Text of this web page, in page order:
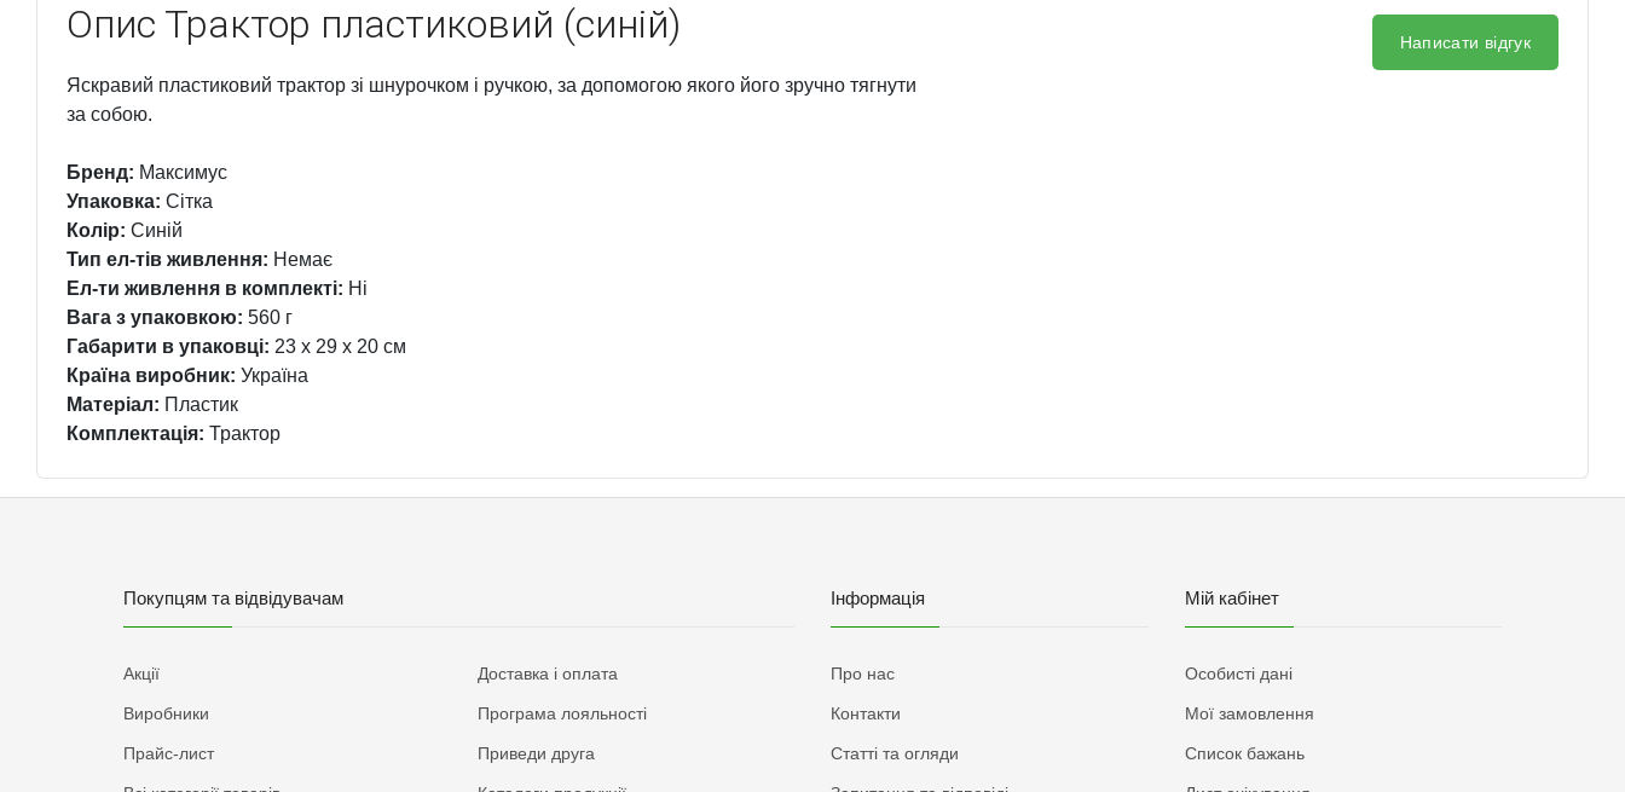
Опис Трактор пластиковий (синій)
Яскравий пластиковий трактор зі шнурочком і ручкою, за допомогою якого його зручно тягнути
за собою.
Бренд: Максимус
Упаковка: Сітка
Колір: Синій
Тип ел-тів живлення: Немає
Ел-ти живлення в комплекті: Ні
Вага з упаковкою: 560 г
Габарити в упаковці: 23 x 29 x 20 см
Країна виробник: Україна
Матеріал: Пластик
Комплектація: Трактор
Написати відгук
Покупцям та відвідувачам
Акції
Виробники
Прайс-лист
Доставка і оплата
Програма лояльності
Приведи друга
Інформація
Про нас
Контакти
Статті та огляди
Мій кабінет
Особисті дані
Мої замовлення
Список бажань